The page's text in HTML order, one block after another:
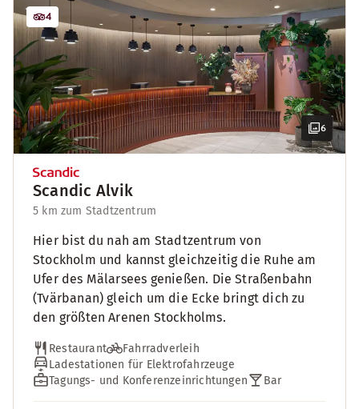
6
4
Scandic Alvik
5 km zum Stadtzentrum
Hier bist du nah am Stadtzentrum von
Stockholm und kannst gleichzeitig die Ruhe am
Ufer des Mälarsees genießen. Die Straßenbahn
(Tvärbanan) gleich um die Ecke bringt dich zu
den größten Arenen Stockholms.
Restaurant
Fahrradverleih
Ladestationen für Elektrofahrzeuge
Tagungs- und Konferenzeinrichtungen
Bar